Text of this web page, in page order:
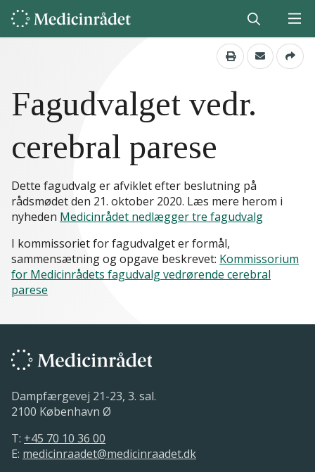
Fagudvalget vedr.
cerebral parese
Dette fagudvalg er afviklet efter beslutning på
rådsmødet den 21. oktober 2020. Læs mere herom i
nyheden Medicinrådet nedlægger tre fagudvalg
I kommissoriet for fagudvalget er formål,
sammensætning og opgave beskrevet: Kommissorium
for Medicinrådets fagudvalg vedrørende cerebral
parese
Dampfærgevej 21-23, 3. sal.
2100 København Ø
T: +45 70 10 36 00
E: medicinraadet@medicinraadet.dk